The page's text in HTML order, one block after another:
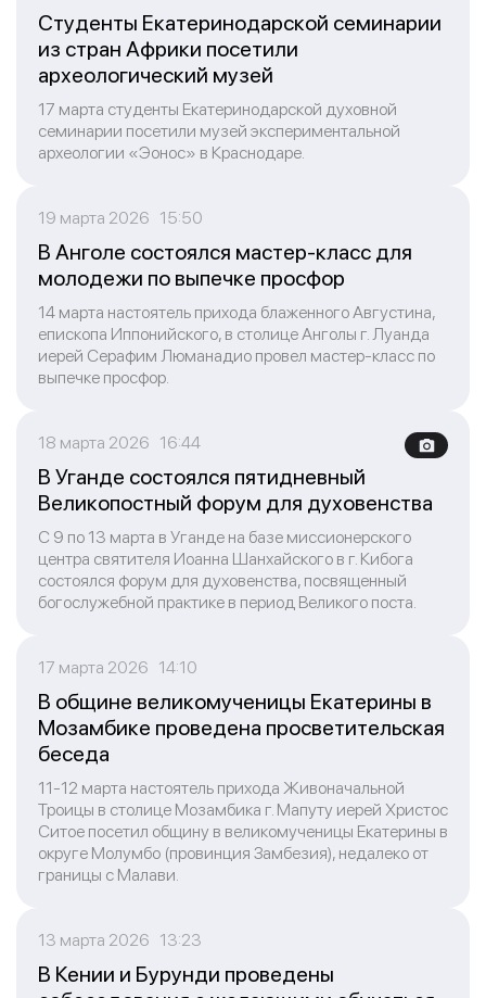
Студенты Екатеринодарской семинарии
из стран Африки посетили
археологический музей
17 марта студенты Екатеринодарской духовной
семинарии посетили музей экспериментальной
археологии «Эонос» в Краснодаре.
19 марта 2026 15:50
В Анголе состоялся мастер-класс для
молодежи по выпечке просфор
14 марта настоятель прихода блаженного Августина,
епископа Иппонийского, в столице Анголы г. Луанда
иерей Серафим Люманадио провел мастер-класс по
выпечке просфор.
18 марта 2026 16:44
В Уганде состоялся пятидневный
Великопостный форум для духовенства
С 9 по 13 марта в Уганде на базе миссионерского
центра святителя Иоанна Шанхайского в г. Кибога
состоялся форум для духовенства, посвященный
богослужебной практике в период Великого поста.
17 марта 2026 14:10
В общине великомученицы Екатерины в
Мозамбике проведена просветительская
беседа
11-12 марта настоятель прихода Живоначальной
Троицы в столице Мозамбика г. Мапуту иерей Христос
Ситое посетил общину в великомученицы Екатерины в
округе Молумбо (провинция Замбезия), недалеко от
границы с Малави.
13 марта 2026 13:23
В Кении и Бурунди проведены